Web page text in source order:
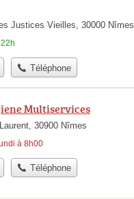
Justices Vieilles, 30000 Nîmes
Téléphone
Multiservices
30900 Nîmes
à 8h00
Téléphone